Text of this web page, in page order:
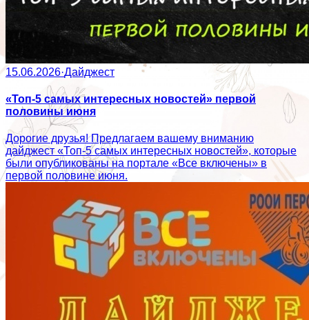
15.06.2026·Дайджест
«Топ-5 самых интересных новостей» первой
половины июня
Дорогие друзья! Предлагаем вашему вниманию
дайджест «Топ-5 самых интересных новостей», которые
были опубликованы на портале «Все включены» в
первой половине июня.